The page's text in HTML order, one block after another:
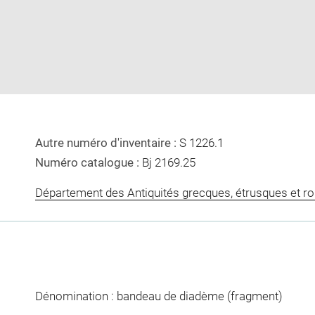
Autre numéro d'inventaire : S 1226.1
Numéro catalogue : Bj 2169.25
Département des Antiquités grecques, étrusques et
Dénomination : bandeau de diadème (fragment)